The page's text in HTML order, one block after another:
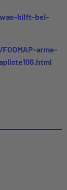
hilft-bei-
arme-